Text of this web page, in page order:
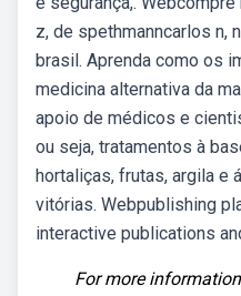
z, de spethmanncarlos n,
brasil. Aprenda como os
medicina alternativa da
apoio de médicos e
ou seja, tratamentos à
hortaliças, frutas, argila e
vitórias. Webpublishing
interactive publications
For more